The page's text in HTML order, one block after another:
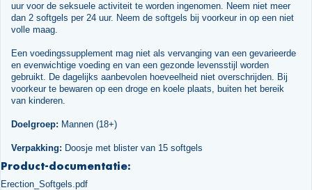
uur voor de seksuele activiteit te worden ingenomen. Neem niet meer
dan 2 softgels per 24 uur. Neem de softgels bij voorkeur in op een niet
volle maag.
Een voedingssupplement mag niet als vervanging van een gevarieerde
en evenwichtige voeding en van een gezonde levensstijl worden
gebruikt. De dagelijks aanbevolen hoeveelheid niet overschrijden. Bij
voorkeur te bewaren op een droge en koele plaats, buiten het bereik
van kinderen.
Doelgroep: Mannen (18+)
Verpakking: Doosje met blister van 15 softgels
Product-documentatie:
Erection_Softgels.pdf